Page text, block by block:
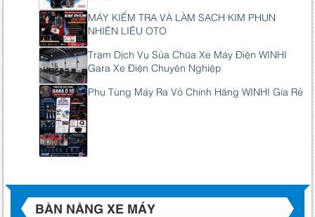
MÁY KIỂM TRA VÀ LÀM SẠCH KIM PHUN
NHIÊN LIÊU OTO
Trạm Dịch Vụ Sửa Chữa Xe Máy Điện WINHI
Gara Xe Điện Chuyên Nghiệp
Phụ Tùng Máy Ra Vỏ Chính Hãng WINHI Gía Rẻ
BÀN NÂNG XE MÁY